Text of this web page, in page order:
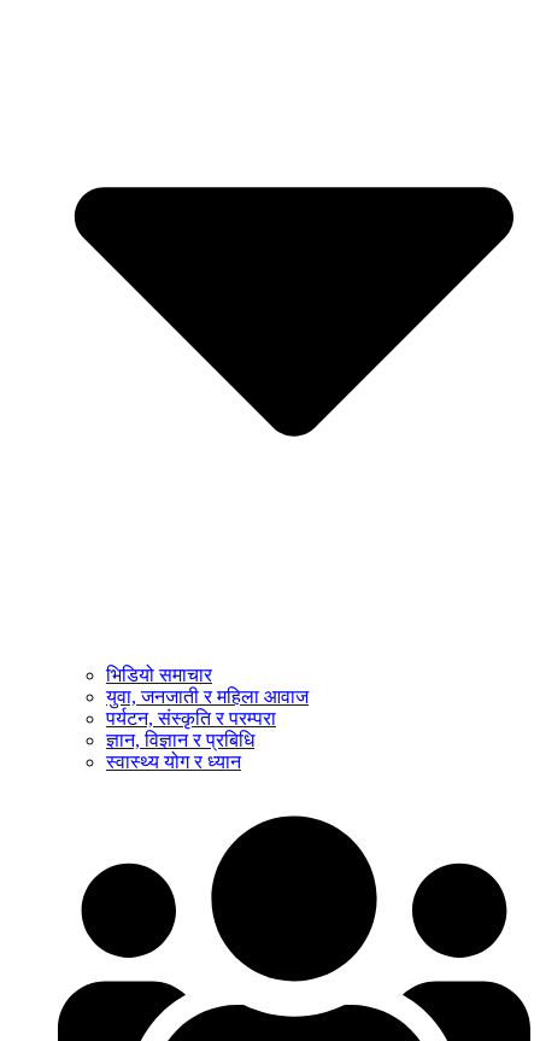
भिडियो समाचार
युवा, जनजाती र महिला आवाज
पर्यटन, संस्कृति र परम्परा
ज्ञान, विज्ञान र प्रबिधि
स्वास्थ्य योग र ध्यान